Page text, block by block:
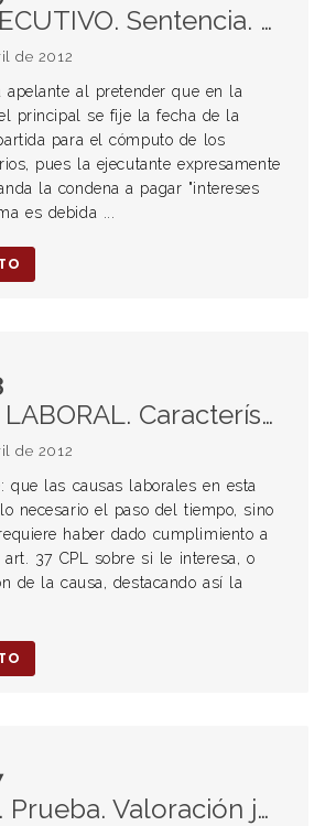
Intereses moratorios. Cómputo. Pagarés librados a la vista y con cláusula sin protesto, con lugar de pago en el domicilio del acreedor.
de 2012
apelante al pretender que en la
principal se fije la fecha de la
para el cómputo de los
pues la ejecutante expresamente
la condena a pagar "intereses
es debida ...
prosecución de la causa. Intimación del art. 37 CPL. Caducidad o perención de instancia. Aplicación supletoria del CPCCSF. Impulso procesal de oficio.
de 2012
que las causas laborales en esta
necesario el paso del tiempo, sino
haber dado cumplimiento a
art. 37 CPL sobre si le interesa, o
de la causa, destacando así la
culpabilidad. Falta de pago de los alimentos. Alcance. Separación de hecho. Deber de fidelidad conyugal. Subsistencia del deber de fidelidad durante la separación personal de los cónyuges. Alcance. Divorcio. Causales. Adulterio.